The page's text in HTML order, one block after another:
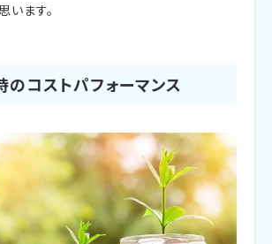
います。
コストパフォーマンス